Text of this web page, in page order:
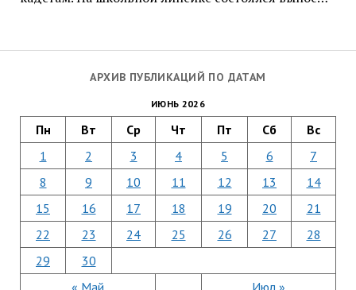
АРХИВ ПУБЛИКАЦИЙ ПО ДАТАМ
ИЮНЬ 2026
Пн Вт Ср Чт Пт Сб Вс
« Май Июл »
1 2 3 4 5 6
7
8
9 10 11 12 13
14
15
16 17 18 19 20
21
22
23 24 25 26 27
28
29
30